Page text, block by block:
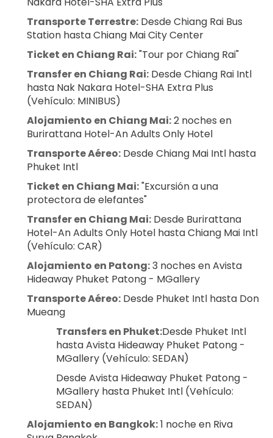
Transporte Terrestre: Desde Chiang Rai Bus
Station hasta Chiang Mai City Center
Ticket en Chiang Rai: "Tour por Chiang Rai"
Transfer en Chiang Rai: Desde Chiang Rai Intl
hasta Nak Nakara Hotel-SHA Extra Plus
(Vehículo: MINIBUS)
Alojamiento en Chiang Mai: 2 noches en
Burirattana Hotel-An Adults Only Hotel
Transporte Aéreo: Desde Chiang Mai Intl hasta
Phuket Intl
Ticket en Chiang Mai: "Excursión a una
protectora de elefantes"
Transfer en Chiang Mai: Desde Burirattana
Hotel-An Adults Only Hotel hasta Chiang Mai Intl
(Vehículo: CAR)
Alojamiento en Patong: 3 noches en Avista
Hideaway Phuket Patong - MGallery
Transporte Aéreo: Desde Phuket Intl hasta Don
Mueang
Transfers en Phuket:Desde Phuket Intl
hasta Avista Hideaway Phuket Patong -
MGallery (Vehículo: SEDAN)
Desde Avista Hideaway Phuket Patong -
MGallery hasta Phuket Intl (Vehículo:
SEDAN)
Alojamiento en Bangkok: 1 noche en Riva